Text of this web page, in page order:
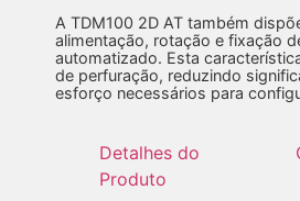
A TDM100 2D AT também
alimentação, rotação e fixação
automatizado. Esta
de perfuração, reduzindo
esforço necessários para
Detalhes do
Produto